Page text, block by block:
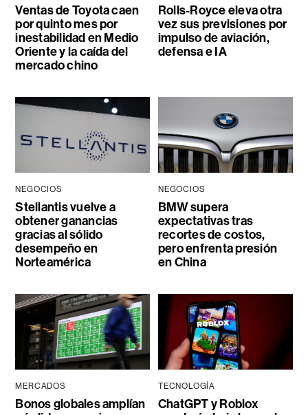
Ventas de Toyota caen
por quinto mes por
inestabilidad en Medio
Oriente y la caída del
mercado chino
Rolls-Royce eleva otra
vez sus previsiones por
impulso de aviación,
defensa e IA
NEGOCIOS
Stellantis vuelve a
obtener ganancias
gracias al sólido
desempeño en
Norteamérica
NEGOCIOS
BMW supera
expectativas tras
recortes de costos,
pero enfrenta presión
en China
MERCADOS
Bonos globales amplían
TECNOLOGÍA
ChatGPT y Roblox